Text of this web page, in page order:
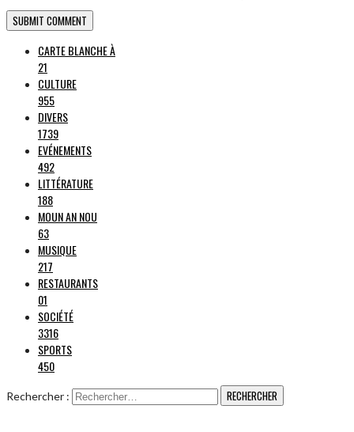
CARTE BLANCHE À
21
CULTURE
955
DIVERS
1739
EVÉNEMENTS
492
LITTÉRATURE
188
MOUN AN NOU
63
MUSIQUE
217
RESTAURANTS
01
SOCIÉTÉ
3316
SPORTS
450
Rechercher :